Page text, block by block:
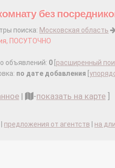
без
поиска: Московская область
ПОСУТОЧНО
объявлений: 0 расширенный
по дате добавления
| -показать на карте
предложения от агентств на